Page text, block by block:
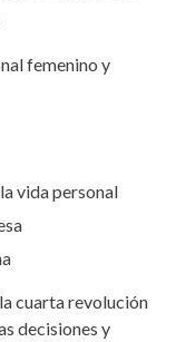
femenino y
vida personal
cuarta revolución
decisiones y